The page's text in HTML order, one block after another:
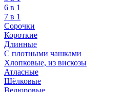
6 в 1
7 в 1
Сорочки
Короткие
Длинные
С плотными чашками
Хлопковые, из вискозы
Атласные
Шёлковые
Велюровые